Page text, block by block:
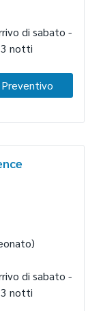
di sabato -
notti
Preventivo
o secondo
tv; 1 letto
bagno
con tavolo e
potrà essere
di sabato -
notti